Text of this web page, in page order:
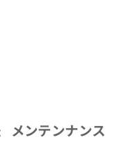
メンテンナンス